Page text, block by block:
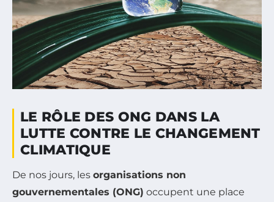
LE RÔLE DES ONG DANS LA
LUTTE CONTRE LE CHANGEMENT
CLIMATIQUE
De nos jours, les organisations non
gouvernementales (ONG) occupent une place